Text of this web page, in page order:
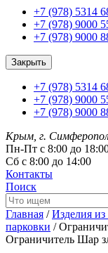
+7 (978) 5314
+7 (978) 9000
+7 (978) 9000
Закрыть
+7 (978) 5314
+7 (978) 9000
+7 (978) 9000
Крым, г.
Пн-Пт с 8:00 до
Сб с 8:00 до 14:00
Контакты
Поиск
Главная /Изделия из
парковки /
Ограничитель Шар